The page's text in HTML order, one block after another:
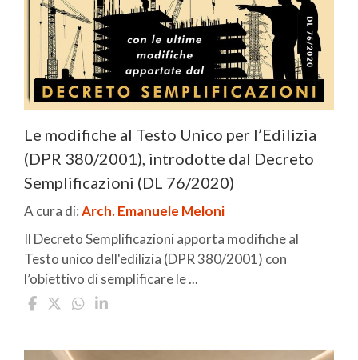
Le modifiche al Testo Unico per l’Edilizia
(DPR 380/2001), introdotte dal Decreto
Semplificazioni (DL 76/2020)
A cura di:Arch. Emanuele Meloni
Il Decreto Semplificazioni apporta modifiche al
Testo unico dell'edilizia (DPR 380/2001) con
l’obiettivo di semplificare le ...